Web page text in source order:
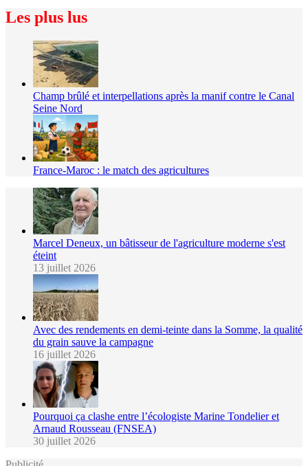
Les plus lus
Champ brûlé et interpellations après la manif contre le Canal
Seine Nord
France-Maroc : le match des agricultures
Marcel Deneux, un bâtisseur de l'agriculture moderne s'est
éteint
13 juillet 2026
Avec des rendements en demi-teinte dans la Somme, la qualité
du grain sauve la campagne
16 juillet 2026
Pourquoi ça clashe entre l’écologiste Marine Tondelier et
Arnaud Rousseau (FNSEA)
30 juillet 2026